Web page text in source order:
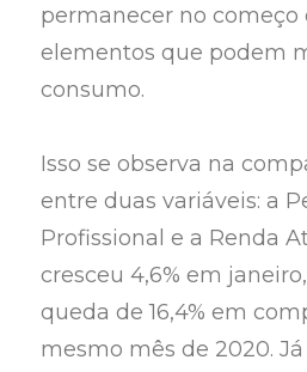
permanecer no começo
elementos que podem
consumo.
Isso se observa na
entre duas variáveis: a
Profissional e a Renda
cresceu 4,6% em
queda de 16,4% em
mesmo mês de 2020.